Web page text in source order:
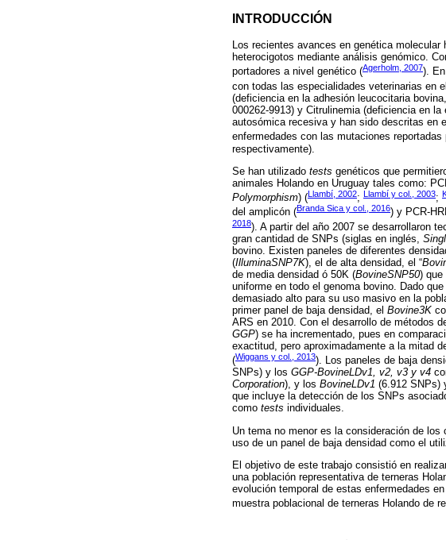
INTRODUCCIÓN
Los recientes avances en genética
heterocigotos mediante análisis genómico.
portadores a nivel genético (Agerholm, 2007).
con todas las especialidades veterinarias en
(deficiencia en la adhesión leucocitaria
000262-9913) y Citrulinemia (deficiencia en
autosómica recesiva y han sido descritas en
enfermedades con las mutaciones
respectivamente).
Se han utilizado tests genéticos que
animales Holando en Uruguay tales como:
Polymorphism) (Llambí, 2002; Llambí y col., 2003;
del amplicón (Branda Sica y col., 2016) y PCR-
2018). A partir del año 2007 se desarrollaron
gran cantidad de SNPs (siglas en inglés,
bovino. Existen paneles de diferentes
(IlluminaSNP7K), el de alta densidad, el “
de media densidad ó 50K (BovineSNP50) que
uniforme en todo el genoma bovino. Dado
demasiado alto para su uso masivo en la
primer panel de baja densidad, el Bovine3K
ARS en 2010. Con el desarrollo de métodos
GGP) se ha incrementado, pues en
exactitud, pero aproximadamente a la mitad
(Wiggans y col., 2013). Los paneles de baja
SNPs) y los GGP-BovineLDv1, v2, v3 y v4
Corporation), y los BovineLDv1 (6.912 SNPs)
que incluye la detección de los SNPs
como tests individuales.
Un tema no menor es la consideración de
uso de un panel de baja densidad como el
El objetivo de este trabajo consistió en
una población representativa de terneras
evolución temporal de estas enfermedades
muestra poblacional de terneras Holando de